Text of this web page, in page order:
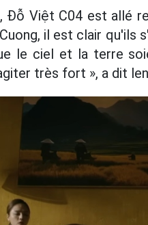
Đỗ Việt C04 est allé
il est clair qu'ils
le ciel et la terre
très fort », a dit